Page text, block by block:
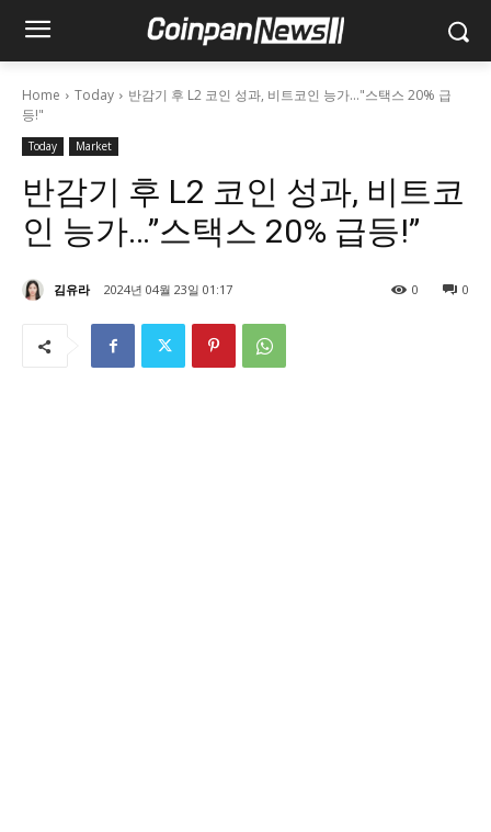
Home Today
반감기 후 L2 코인 성과, 비트코인 능가..."스택스 20% 급
등!"
Today Market
반감기 후 L2 코인 성과, 비트코
인 능가…”스택스 20% 급등!”
김유라 2024년 04월 23일 01:17 0
0